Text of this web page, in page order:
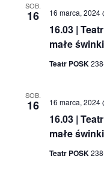
SOB.
16
16.03 |
małe
16 marca, 2024
Teatr POSK
SOB.
16
16.03 |
małe
16 marca, 2024
Teatr POSK